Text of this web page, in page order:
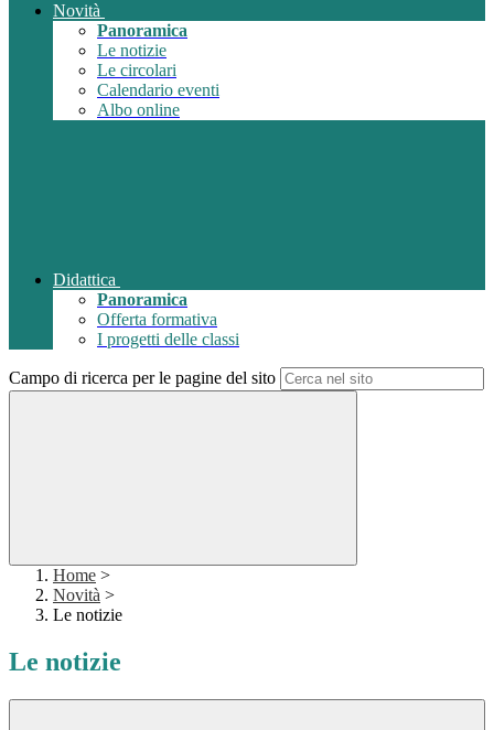
Novità
Panoramica
Le notizie
Le circolari
Calendario eventi
Albo online
Didattica
Panoramica
Offerta formativa
I progetti delle classi
Campo di ricerca per le pagine del sito
Home >
Novità >
Le notizie
Le notizie